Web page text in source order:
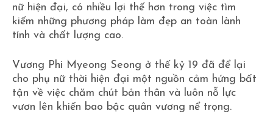
nữ hiện đại, có nhiều lợi thế hơn trong việc tìm
kiếm những phương pháp làm đẹp an toàn lành
tính và chất lượng cao.
Vương Phi Myeong Seong ở thế kỷ 19 đã để lại
cho phụ nữ thời hiện đại một nguồn cảm hứng bất
tận về việc chăm chút bản thân và luôn nỗ lực
vươn lên khiến bao bậc quân vương nể trọng.